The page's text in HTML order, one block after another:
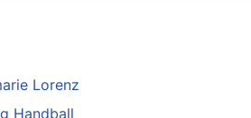
Lorenz
Handball